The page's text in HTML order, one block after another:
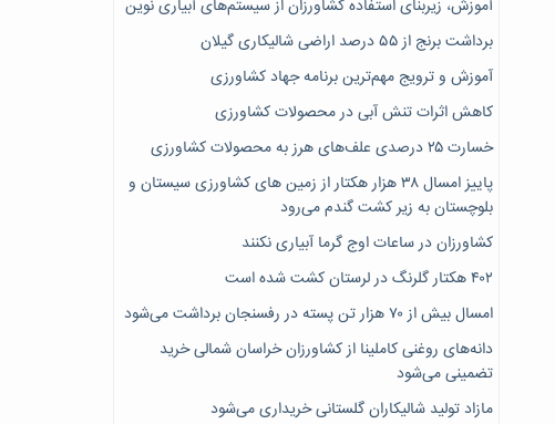
آموزش، زیربنای استفاده کشاورزان از سیستم‌های آبیاری نوین
برداشت برنج از ۵۵ درصد اراضی شالیکاری گیلان
آموزش و ترویج مهم‌ترین برنامه جهاد کشاورزی
کاهش اثرات تنش آبی در محصولات کشاورزی
خسارت ۲۵ درصدی علف‌های هرز به محصولات کشاورزی
پاییز امسال ۳۸ هزار هکتار از زمین های کشاورزی سیستان و
بلوچستان به زیر کشت گندم می‌رود
کشاورزان در ساعات اوج گرما آبیاری نکنند
۴۰۲ هکتار گلرنگ در لرستان کشت شده است
امسال بیش از ۷۰ هزار تن پسته در رفسنجان برداشت می‌شود
دانه‌های روغنی کاملینا از کشاورزان خراسان شمالی خرید
تضمینی می‌شود
مازاد تولید شالیکاران گلستانی خریداری می‌شود